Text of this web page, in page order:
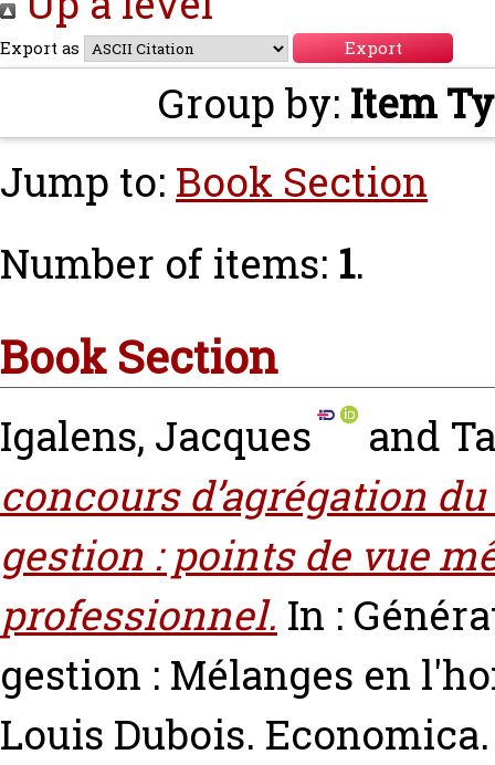
Export as
Group by: Item
Jump to: Book Section
Number of items: 1.
Book Section
Igalens, Jacques and
concours d’agrégation
gestion : points de vue
professionnel. In :
gestion : Mélanges en
Louis Dubois.